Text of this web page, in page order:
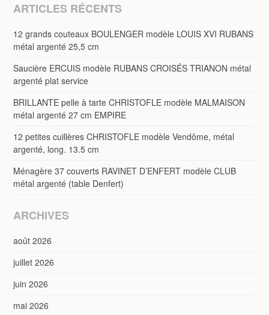
ARTICLES RÉCENTS
12 grands couteaux BOULENGER modèle LOUIS XVI RUBANS
métal argenté 25,5 cm
Saucière ERCUIS modèle RUBANS CROISÉS TRIANON métal
argenté plat service
BRILLANTE pelle à tarte CHRISTOFLE modèle MALMAISON
métal argenté 27 cm EMPIRE
12 petites cuillères CHRISTOFLE modèle Vendôme, métal
argenté, long. 13.5 cm
Ménagère 37 couverts RAVINET D’ENFERT modèle CLUB
métal argenté (table Denfert)
ARCHIVES
août 2026
juillet 2026
juin 2026
mai 2026